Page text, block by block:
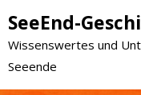
SeeEnd-
Wissenswertes und
Seeende